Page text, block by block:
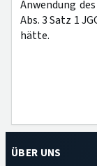
Anwendung
Abs. 3 Satz 1
hätte.
ÜBER UNS